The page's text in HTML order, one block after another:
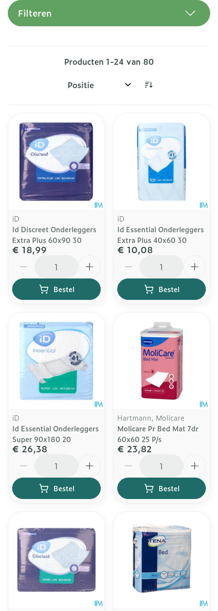
Filteren
Producten 1-24 van 80
Sorteer op:
iD
Id Discreet Onderleggers
Extra Plus 60x90 30
€ 18,99
Bestel
iD
Id Essential Onderleggers
Extra Plus 40x60 30
€ 10,08
Bestel
iD
Id Essential Onderleggers
Super 90x180 20
€ 26,38
Bestel
Hartmann, Molicare
Molicare Pr Bed Mat 7dr
60x60 25 P/s
€ 23,82
Bestel